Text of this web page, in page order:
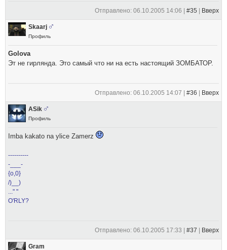
Отправлено: 06.10.2005 14:06 | #35 Вверх
Skaarj
Профиль
Golova
Эт не гирлянда. Это самый что ни на есть настоящий ЗОМБАТОР.
Отправлено: 06.10.2005 14:07 | #36 Вверх
ASik
Профиль
Imba kakato na ylice Zamerz
----------
-___-
{o,0}
/)__)
..." "
O'RLY?
Отправлено: 06.10.2005 17:33 | #37 Вверх
Gram